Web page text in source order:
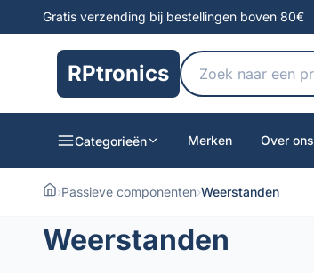
Gratis verzending bij bestellingen boven 80€
RPtronics
Categorieën Merken Over ons
›Passieve componenten›Weerstanden
Weerstanden